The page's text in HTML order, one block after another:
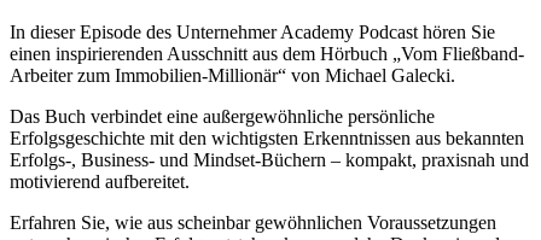
In dieser Episode des Unternehmer Academy Podcast hören Sie
einen inspirierenden Ausschnitt aus dem Hörbuch „Vom Fließband-
Arbeiter zum Immobilien-Millionär“ von Michael Galecki.
Das Buch verbindet eine außergewöhnliche persönliche
Erfolgsgeschichte mit den wichtigsten Erkenntnissen aus bekannten
Erfolgs-, Business- und Mindset-Büchern – kompakt, praxisnah und
motivierend aufbereitet.
Erfahren Sie, wie aus scheinbar gewöhnlichen Voraussetzungen